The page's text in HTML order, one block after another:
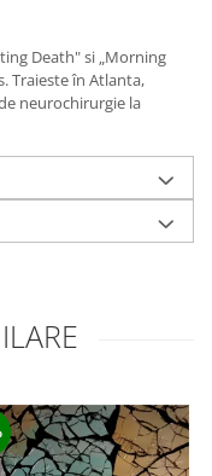
Death" si „Morning
Traieste în Atlanta,
neurochirurgie la